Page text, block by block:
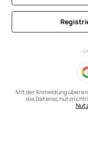
-
Mit der Anmeldung über
die